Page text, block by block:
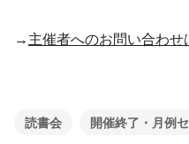
→主催者へのお問い合わせ
読書会 開催終了・月例